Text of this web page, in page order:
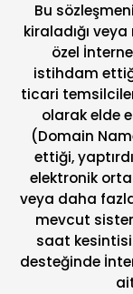
Bu
kiraladığı
özel
istihdam ettiği
ticari
olarak elde
(Domain
ettiği,
elektronik
veya daha
mevcut
saat
desteğinde